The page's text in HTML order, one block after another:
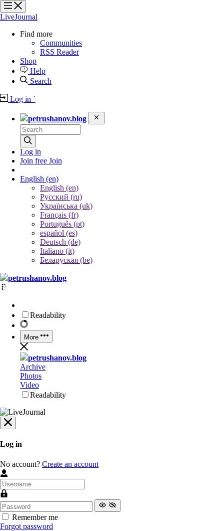
?
?
?
?
LiveJournal
Find more
Communities
RSS Reader
Shop
Help
Search
Log in `
petrushanov.blog
Log in
Join free Join
English (en)
English (en)
Русский (ru)
Українська (uk)
Français (fr)
Português (pt)
español (es)
Deutsch (de)
Italiano (it)
Беларуская (be)
petrushanov.blog
Readability
More
petrushanov.blog
Archive
Photos
Video
Readability
Log in
No account? Create an account
Remember me
Forgot password